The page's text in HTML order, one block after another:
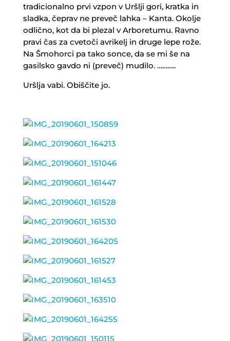
tradicionalno prvi vzpon v Uršlji gori, kratka in
sladka, čeprav ne preveč lahka – Kanta. Okolje
odlično, kot da bi plezal v Arboretumu. Ravno
pravi čas za cvetoči avrikelj in druge lepe rože.
Na Šmohorci pa tako sonce, da se mi še na
gasilsko gavdo ni (preveč) mudilo. ………..
Uršlja vabi. Obiščite jo.